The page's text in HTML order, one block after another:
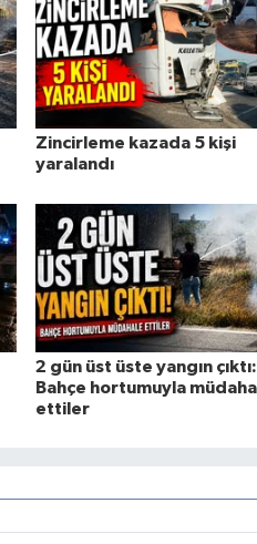
Zincirleme kazada 5 kişi
yaralandı
2 gün üst üste yangın çıktı:
Bahçe hortumuyla
ettiler